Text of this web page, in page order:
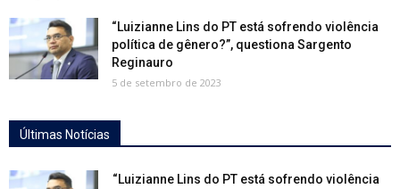
“Luizianne Lins do PT está sofrendo violência
política de gênero?”, questiona Sargento
Reginauro
5 de setembro de 2023
Últimas Notícias
“Luizianne Lins do PT está sofrendo violência